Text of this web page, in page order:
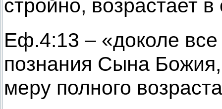
стройно, возрастает
Еф.4:13 – «доколе
познания Сына
меру полного